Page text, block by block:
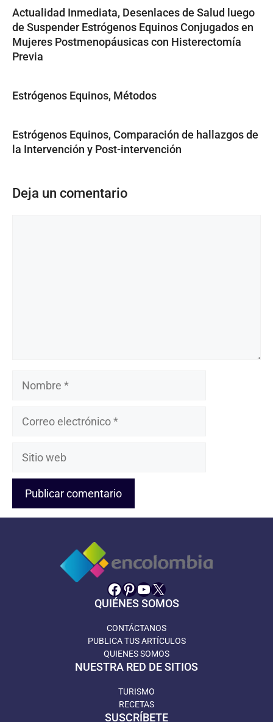
Actualidad Inmediata, Desenlaces de Salud luego
de Suspender Estrógenos Equinos Conjugados en
Mujeres Postmenopáusicas con Histerectomía
Previa
Estrógenos Equinos, Métodos
Estrógenos Equinos, Comparación de hallazgos de
la Intervención y Post-intervención
Deja un comentario
Nombre
Sitio
Facebook
Pinterest
YouTube
X
QUIÉNES SOMOS
CONTÁCTANOS
PUBLICA TUS ARTÍCULOS
QUIENES SOMOS
NUESTRA RED DE SITIOS
TURISMO
RECETAS
SUSCRÍBETE